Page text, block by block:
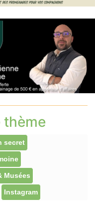
thème
secret
Musées
Instagram